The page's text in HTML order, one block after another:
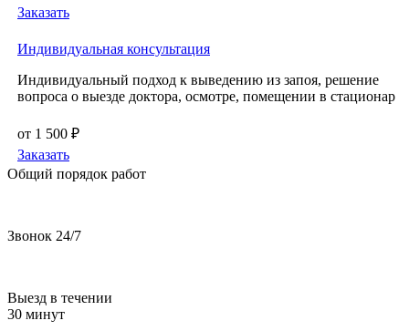
Заказать
Индивидуальная консультация
Индивидуальный подход к выведению из запоя, решение
вопроса о выезде доктора, осмотре, помещении в стационар
от 1 500 ₽
Заказать
Общий порядок работ
Звонок 24/7
Выезд в течении
30 минут